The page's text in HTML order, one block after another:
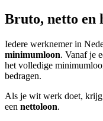
Bruto, netto en
Iedere werknemer in
minimumloon. Vanaf je
het volledige
bedragen.
Als je wit werk doet, krijg
een nettoloon.